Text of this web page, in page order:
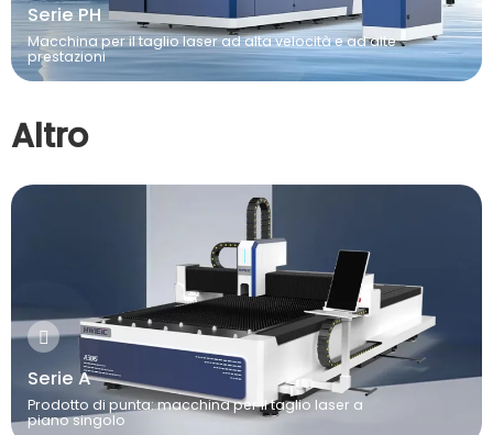
Serie PH
Macchina per il taglio laser ad alta velocità e ad alte
prestazioni
Altro
Serie A
Prodotto di punta: macchina per il taglio laser a
piano singolo